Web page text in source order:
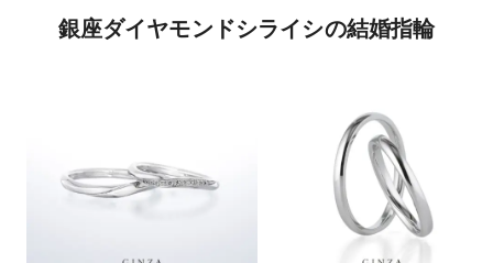
銀座ダイヤモンドシライシの結婚指輪